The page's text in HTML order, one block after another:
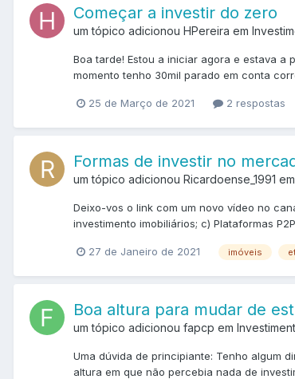
Começar a investir do zero
um tópico adicionou HPereira em
Boa tarde! Estou a iniciar agora e estava a
momento tenho 30mil parado em conta
25 de Março de 2021 2 respostas
Formas de investir no
um tópico adicionou Ricardoense_1991 em
Deixo-vos o link com um novo vídeo no
investimento imobiliários; c) Plataformas
27 de Janeiro de 2021 imóveis
Boa altura para mudar de
um tópico adicionou fapcp em
Uma dúvida de principiante: Tenho algum
altura em que não percebia nada de